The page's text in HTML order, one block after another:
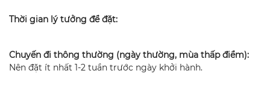
Thời gian lý tưởng để đặt:
Chuyến đi thông thường (ngày thường, mùa thấp điểm):
Nên đặt ít nhất 1-2 tuần trước ngày khởi hành.